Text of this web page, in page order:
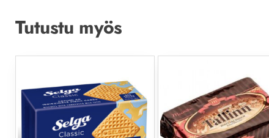
Tutustu myös